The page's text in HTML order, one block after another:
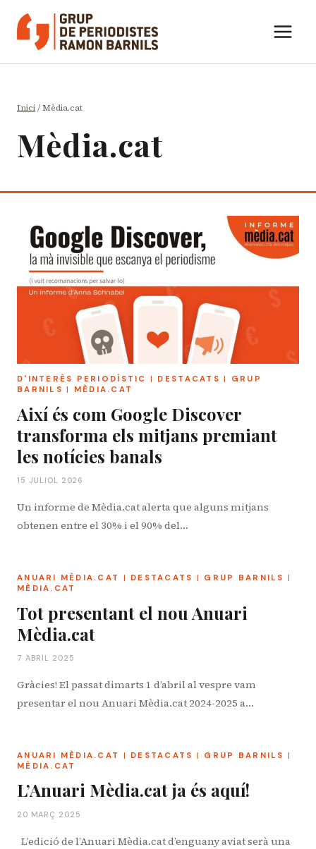
contingut
Inici/Mèdia.cat
Mèdia.cat
D'INTERÈS PERIODÍSTIC | DESTACATS | GRUP
BARNILS | MÈDIA.CAT
Així és com Google Discover
transforma els mitjans premiant
les notícies banals
15 JULIOL 2026
Un informe de Mèdia.cat alerta que alguns mitjans
obtenen entre el 30% i el 90% del…
ANUARI MÈDIA.CAT | DESTACATS | GRUP BARNILS |
MÈDIA.CAT
Tot presentant el nou Anuari
Mèdia.cat
7 ABRIL 2025
Gràcies! El passat dimarts 1 d’abril al vespre vam
presentar el nou Anuari Mèdia.cat 2024-2025 a…
ANUARI MÈDIA.CAT | DESTACATS | GRUP BARNILS |
MÈDIA.CAT
L’Anuari Mèdia.cat ja és aquí!
20 MARÇ 2025
L’edició de l’Anuari Mèdia.cat d’enguany aviat serà una